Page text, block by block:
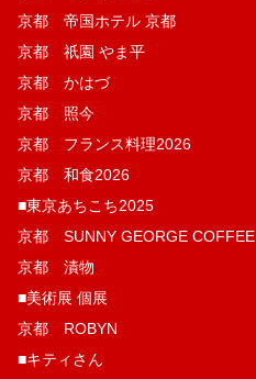
京都 帝国ホテル 京都
京都 祇園 やま平
京都 かはづ
京都 照今
京都 フランス料理2026
京都 和食2026
■東京あちこち2025
京都 SUNNY GEORGE COFFEE
京都 漬物
■美術展 個展
京都 ROBYN
■キティさん